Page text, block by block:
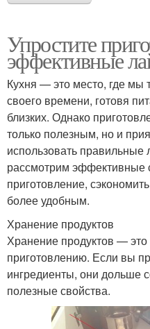
Упростите
эффективные
Кухня — это место, где мы
своего времени, готовя
близких. Однако
только полезным, но и
использовать
рассмотрим эффективные
приготовление,
более удобным.
Хранение продуктов
Хранение продуктов —
приготовлению. Если вы
ингредиенты, они дольше
полезные свойства.